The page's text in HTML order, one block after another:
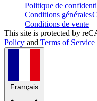
Politique de
Conditions générales
Conditions de vente
This site is protected by
Policy and Terms of Service
Français